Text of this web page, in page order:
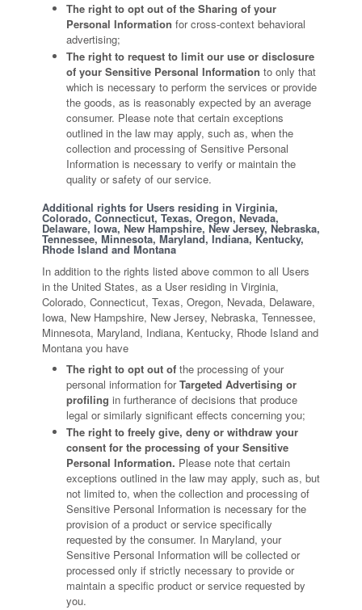
The right to opt out of the Sharing of your
Personal Information for cross-context behavioral
advertising;
The right to request to limit our use or disclosure
of your Sensitive Personal Information to only that
which is necessary to perform the services or provide
the goods, as is reasonably expected by an average
consumer. Please note that certain exceptions
outlined in the law may apply, such as, when the
collection and processing of Sensitive Personal
Information is necessary to verify or maintain the
quality or safety of our service.
Additional rights for Users residing in Virginia,
Colorado, Connecticut, Texas, Oregon, Nevada,
Delaware, Iowa, New Hampshire, New Jersey, Nebraska,
Tennessee, Minnesota, Maryland, Indiana, Kentucky,
Rhode Island and Montana
In addition to the rights listed above common to all Users
in the United States, as a User residing in Virginia,
Colorado, Connecticut, Texas, Oregon, Nevada, Delaware,
Iowa, New Hampshire, New Jersey, Nebraska, Tennessee,
Minnesota, Maryland, Indiana, Kentucky, Rhode Island and
Montana you have
The right to opt out of the processing of your
personal information forTargeted Advertising or
profiling in furtherance of decisions that produce
legal or similarly significant effects concerning you;
The right to freely give, deny or withdraw your
consent for the processing of your Sensitive
Personal Information. Please note that certain
exceptions outlined in the law may apply, such as, but
not limited to, when the collection and processing of
Sensitive Personal Information is necessary for the
provision of a product or service specifically
requested by the consumer. In Maryland, your
Sensitive Personal Information will be collected or
processed only if strictly necessary to provide or
maintain a specific product or service requested by
you.